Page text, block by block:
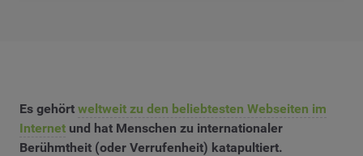
Es gehört weltweit zu den beliebtesten Webseiten im
Internet und hat Menschen zu internationaler
Berühmtheit (oder Verrufenheit) katapultiert.